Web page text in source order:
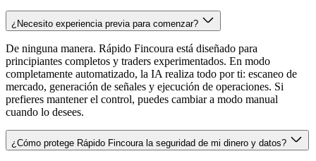
¿Necesito experiencia previa para comenzar?
De ninguna manera. Rápido Fincoura está diseñado para
principiantes completos y traders experimentados. En modo
completamente automatizado, la IA realiza todo por ti: escaneo de
mercado, generación de señales y ejecución de operaciones. Si
prefieres mantener el control, puedes cambiar a modo manual
cuando lo desees.
¿Cómo protege Rápido Fincoura la seguridad de mi dinero y datos?